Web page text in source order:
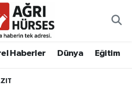
Haberler Dünya Eğitim